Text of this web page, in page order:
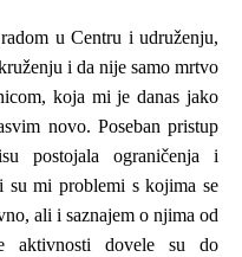
u Centru i udruženju,
i da nije samo mrtvo
koja mi je danas jako
novo. Poseban pristup
postojala ograničenja i
su mi problemi s kojima se
ali i saznajem o njima od
aktivnosti dovele su do